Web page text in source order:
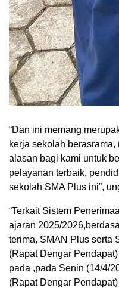
“Dan ini memang
kerja sekolah
alasan bagi kami untuk
pelayanan terbaik,
sekolah SMA Plus ini”,
“Terkait Sistem
ajaran 2025/
terima, SMAN Plus serta
(Rapat Dengar
pada ,pada Senin (14/4/
(Rapat Dengar